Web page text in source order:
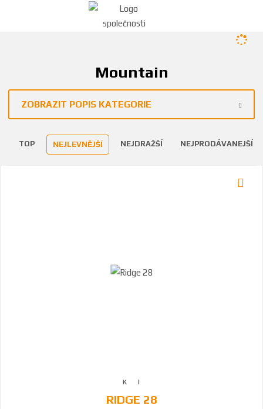
Mountain
ZOBRAZIT POPIS KATEGORIE
TOP NEJLEVNĚJŠÍ NEJDRAŽŠÍ NEJPRODÁVANEJŠÍ
RIDGE 28